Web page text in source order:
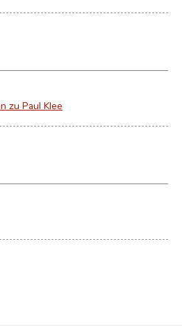
zu Paul Klee